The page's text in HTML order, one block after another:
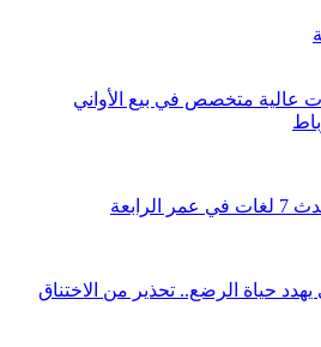
عالية متخصص في بيع الأواني
حياة الرضع.. تحذير من الاختناق